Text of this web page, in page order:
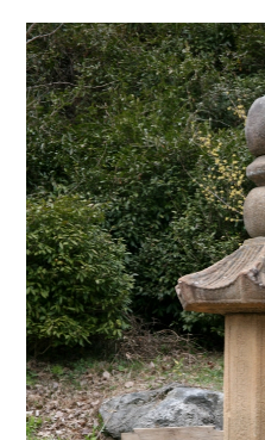
1 대정실업친목회
2 감은사 지정11년명
3 북조선임시인민위원
4 훈민정음
5 농협대학교
6 상평통보
7 신앙촌
8 연산군 묘
9 영기
10 5·16